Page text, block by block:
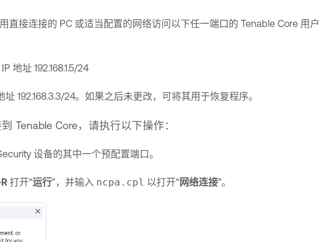
直接连接的 PC 或适当配置的网络访问以下任一端口的 Tenable Core用户
地址 192.168.1.5/24
192.168.3.3/24。如果之后未更改，可将其用于恢复程序。
Tenable Core，请执行以下操作：
设备的其中一个预配置端口。
打开“运行”，并输入 ncpa.cpl 以打开“网络连接”。